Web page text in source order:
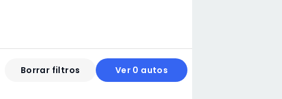
Borrar filtros Ver 0 autos